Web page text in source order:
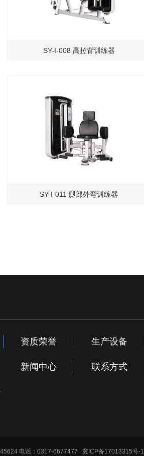
SY-I-008 高拉背训练器
SY-I-011 腿部外弯训练器
资质荣誉 生产设备
新闻中心 联系方式
电话：0317-6677477 冀ICP备17013315号-1